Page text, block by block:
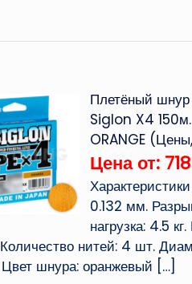
Плетёный
Siglon X4
ORANGE
Цена от:
0.132 мм.
нагрузка: 4.5
нитей: 4 шт.
Цвет шнура: оранжевый […]